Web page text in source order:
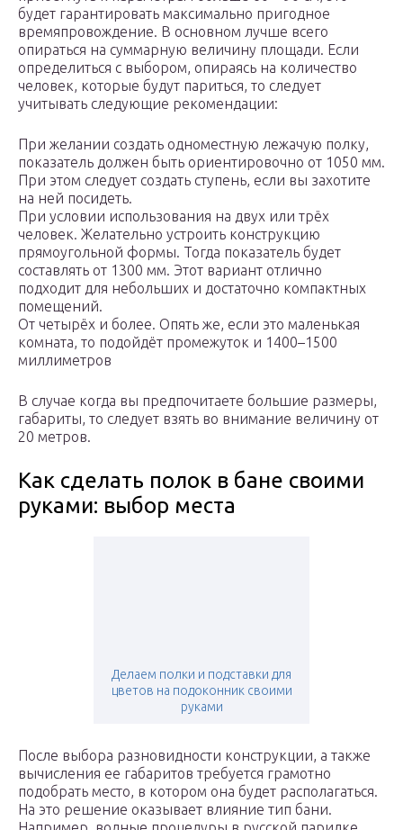
будет гарантировать максимально пригодное
времяпровождение. В основном лучше всего
опираться на суммарную величину площади. Если
определиться с выбором, опираясь на количество
человек, которые будут париться, то следует
учитывать следующие рекомендации:
При желании создать одноместную лежачую полку,
показатель должен быть ориентировочно от 1050 мм.
При этом следует создать ступень, если вы захотите
на ней посидеть.
При условии использования на двух или трёх
человек. Желательно устроить конструкцию
прямоугольной формы. Тогда показатель будет
составлять от 1300 мм. Этот вариант отлично
подходит для небольших и достаточно компактных
помещений.
От четырёх и более. Опять же, если это маленькая
комната, то подойдёт промежуток и 1400–1500
миллиметров
В случае когда вы предпочитаете большие размеры,
габариты, то следует взять во внимание величину от
20 метров.
Как сделать полок в бане своими
руками: выбор места
Делаем полки и подставки для
цветов на подоконник своими
руками
После выбора разновидности конструкции, а также
вычисления ее габаритов требуется грамотно
подобрать место, в котором она будет располагаться.
На это решение оказывает влияние тип бани.